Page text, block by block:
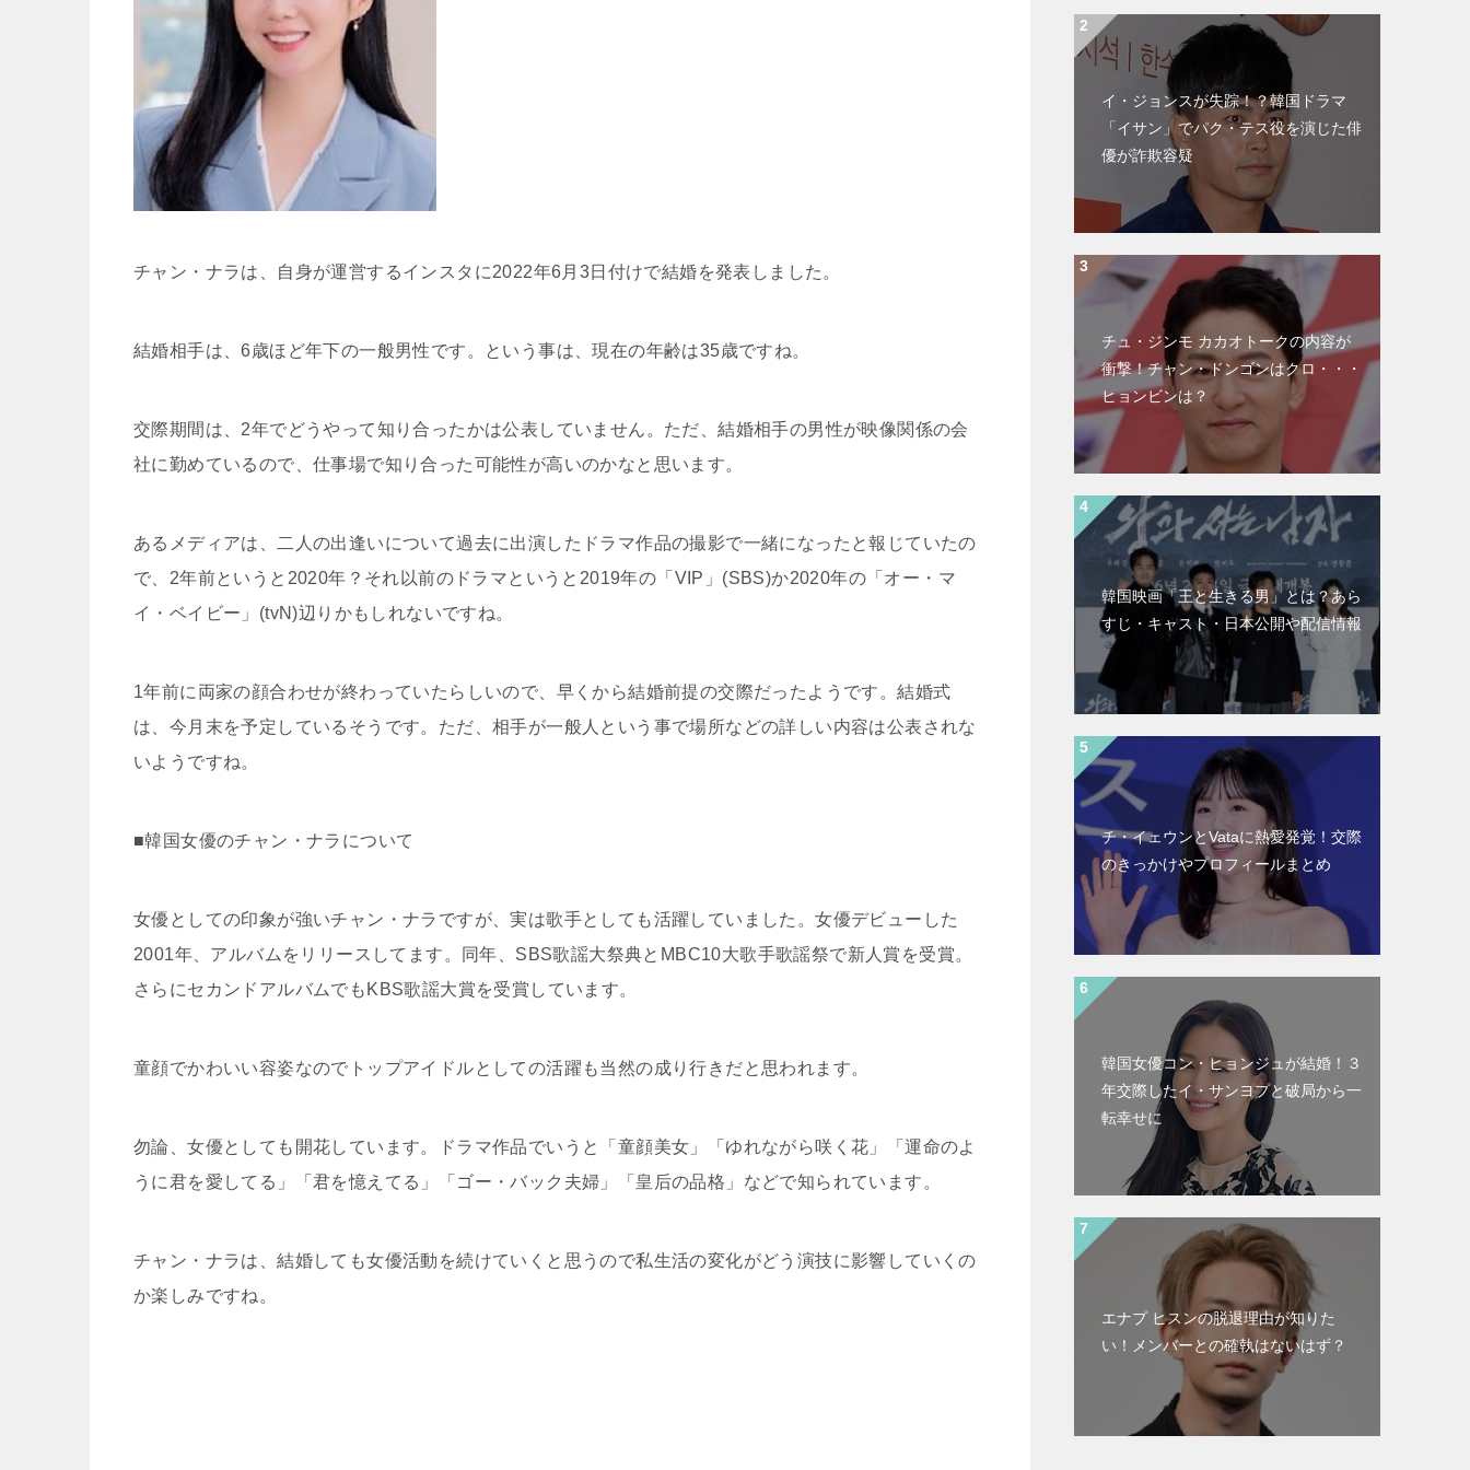
チャン・ナラは、自身が運営するインスタに2022年6月3日付けで結婚を発表しました。
結婚相手は、6歳ほど年下の一般男性です。という事は、現在の年齢は35歳ですね。
交際期間は、2年でどうやって知り合ったかは公表していません。ただ、結婚相手の男性が映像関係の会
社に勤めているので、仕事場で知り合った可能性が高いのかなと思います。
あるメディアは、二人の出逢いについて過去に出演したドラマ作品の撮影で一緒になったと報じていたの
で、2年前というと2020年？それ以前のドラマというと2019年の「VIP」(SBS)か2020年の「オー・マ
イ・ベイビー」(tvN)辺りかもしれないですね。
1年前に両家の顔合わせが終わっていたらしいので、早くから結婚前提の交際だったようです。結婚式
は、今月末を予定しているそうです。ただ、相手が一般人という事で場所などの詳しい内容は公表されな
いようですね。
■韓国女優のチャン・ナラについて
女優としての印象が強いチャン・ナラですが、実は歌手としても活躍していました。女優デビューした
2001年、アルバムをリリースしてます。同年、SBS歌謡大祭典とMBC10大歌手歌謡祭で新人賞を受賞。
さらにセカンドアルバムでもKBS歌謡大賞を受賞しています。
童顔でかわいい容姿なのでトップアイドルとしての活躍も当然の成り行きだと思われます。
勿論、女優としても開花しています。ドラマ作品でいうと「童顔美女」「ゆれながら咲く花」「運命のよ
うに君を愛してる」「君を憶えてる」「ゴー・バック夫婦」「皇后の品格」などで知られています。
チャン・ナラは、結婚しても女優活動を続けていくと思うので私生活の変化がどう演技に影響していくの
か楽しみですね。
イ・ジョンスが失踪！？韓国ドラマ
「イサン」でパク・テス役を演じた俳
優が詐欺容疑
チュ・ジンモ カカオトークの内容が
衝撃！チャン・ドンゴンはクロ・・・
ヒョンビンは？
韓国映画「王と生きる男」とは？あら
すじ・キャスト・日本公開や配信情報
チ・イェウンとVataに熱愛発覚！交際
のきっかけやプロフィールまとめ
韓国女優コン・ヒョンジュが結婚！３
年交際したイ・サンヨプと破局から一
転幸せに
エナプ ヒスンの脱退理由が知りた
い！メンバーとの確執はないはず？